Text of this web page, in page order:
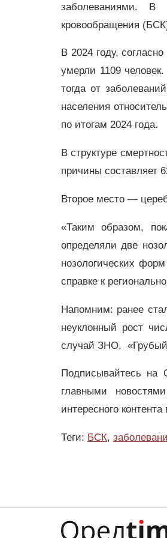
заболеваниями.
кровообращения
В 2024 году,
умерли 1109
тогда от
населения
по итогам 2024 года.
В структуре
причины составляет
Второе место —
«Таким образом,
определяли две
нозологических
справке к
Напомним: ранее
неуклонный рост
случай ЗНО.
Подписывайтесь на
главными
интересного контента
Теги: БСК,